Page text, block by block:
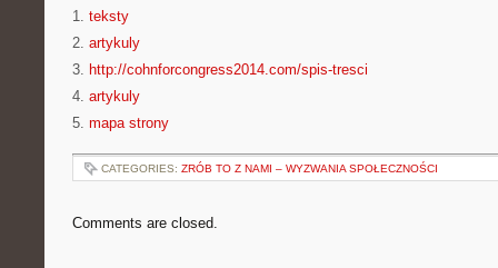
1. teksty
2. artykuly
3. http://cohnforcongress2014.com/spis-tresci
4. artykuly
5. mapa strony
CATEGORIES: ZRÓB TO Z NAMI – WYZWANIA SPOŁECZNOŚCI
Comments are closed.